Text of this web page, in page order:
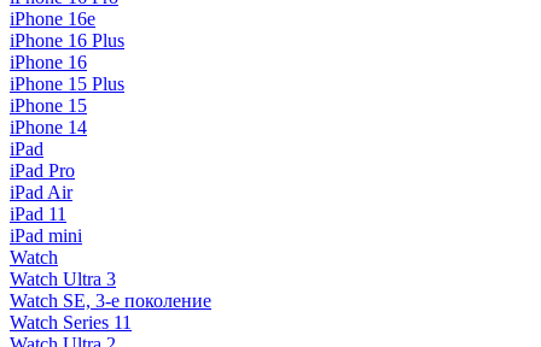
iPhone 16e
iPhone 16 Plus
iPhone 16
iPhone 15 Plus
iPhone 15
iPhone 14
iPad
iPad Pro
iPad Air
iPad 11
iPad mini
Watch
Watch Ultra 3
Watch SE, 3-е поколение
Watch Series 11